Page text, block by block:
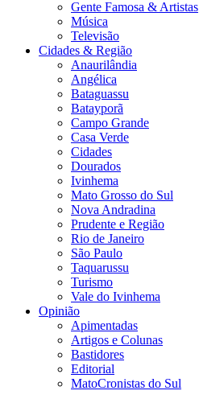
Gente Famosa & Artistas
Música
Televisão
Cidades & Região
Anaurilândia
Angélica
Bataguassu
Batayporã
Campo Grande
Casa Verde
Cidades
Dourados
Ivinhema
Mato Grosso do Sul
Nova Andradina
Prudente e Região
Rio de Janeiro
São Paulo
Taquarussu
Turismo
Vale do Ivinhema
Opinião
Apimentadas
Artigos e Colunas
Bastidores
Editorial
MatoCronistas do Sul